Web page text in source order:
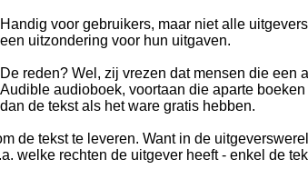
Handig voor gebruikers, maar niet alle
een uitzondering voor hun uitgaven.
De reden? Wel, zij vrezen dat mensen die een
Audible audioboek, voortaan die aparte
dan de tekst als het ware gratis hebben.
de tekst te leveren. Want in de
welke rechten de uitgever heeft - enkel de